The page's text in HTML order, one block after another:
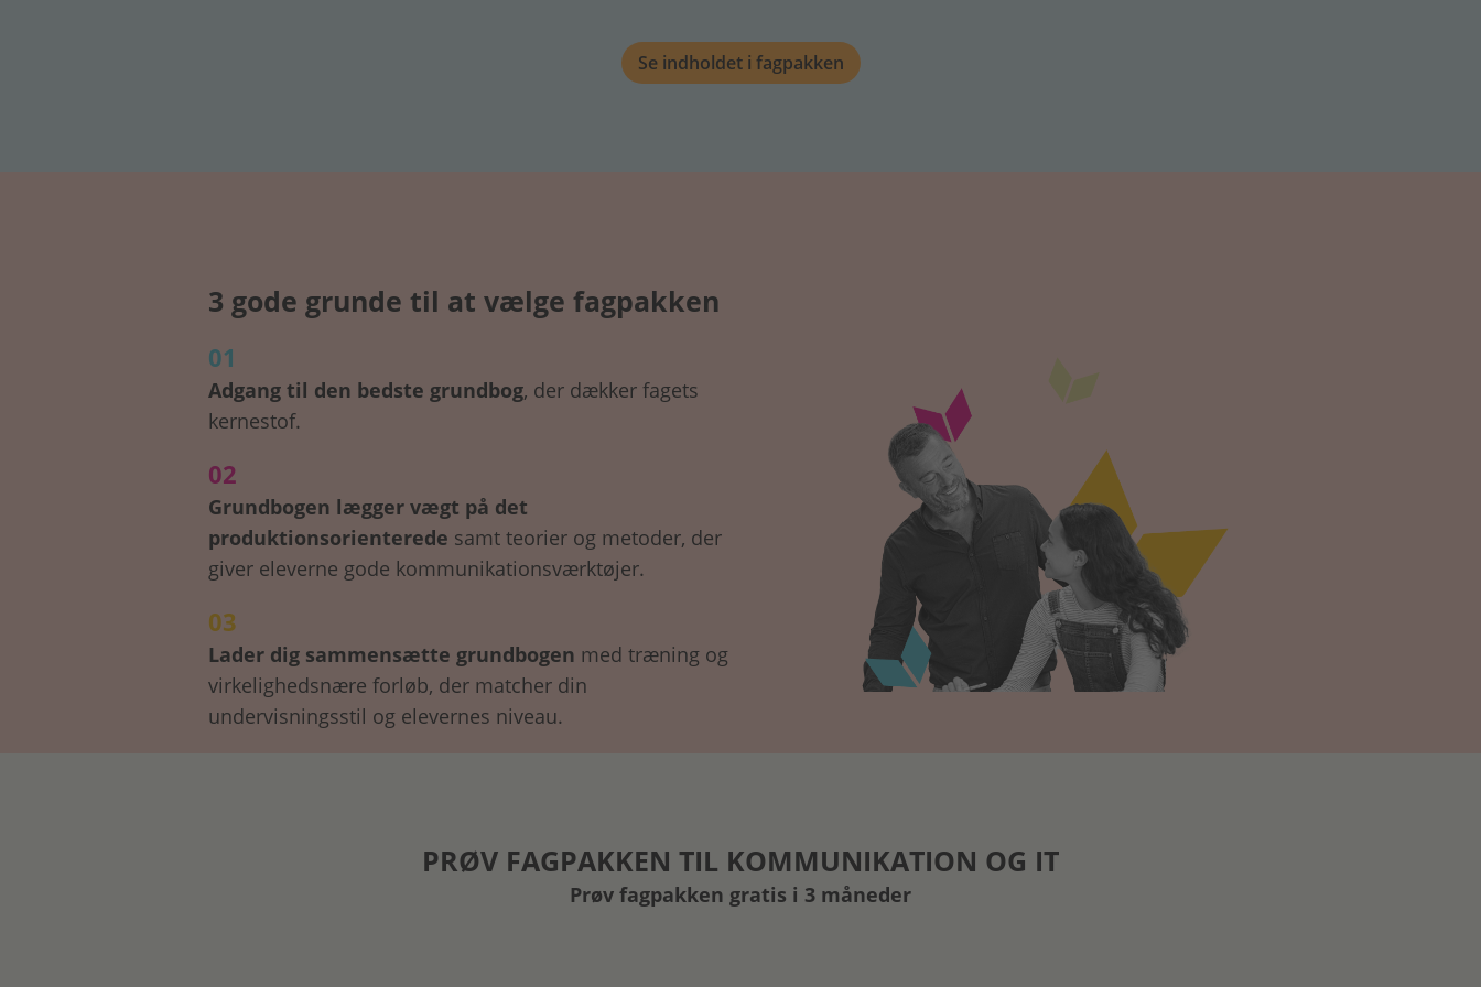
Se indholdet i fagpakken
3 gode grunde til at vælge fagpakken
01
Adgang til den bedste grundbog, der dækker fagets
kernestof.
02
Grundbogen lægger vægt på det
produktionsorienterede samt teorier og metoder, der
giver eleverne gode kommunikationsværktøjer.
03
Lader dig sammensætte grundbogen med træning og
virkelighedsnære forløb, der matcher din
undervisningsstil og elevernes niveau.
PRØV FAGPAKKEN TIL KOMMUNIKATION OG IT
Prøv fagpakken gratis i 3 måneder